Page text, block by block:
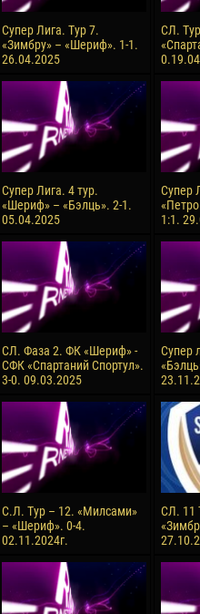
26 March
Vitor Hugo Morais de OLIVEIRA
28 March
10
15
Супер Лига. Тур 7.
«Зимбру» – «Шериф». 1-1.
26.04.2025
СЛ.
Супер Лига. 4 тур.
«Шериф» – «Бэлць». 2-1.
05.04.2025
Супер
1:1.
СЛ. Фаза 2. ФК «Шериф» -
СФК «Спартаний Спортул».
3-0. 09.03.2025
Супер
С.Л. Тур – 12. «Милсами»
– «Шериф». 0-4.
02.11.2024г.
СЛ. 11